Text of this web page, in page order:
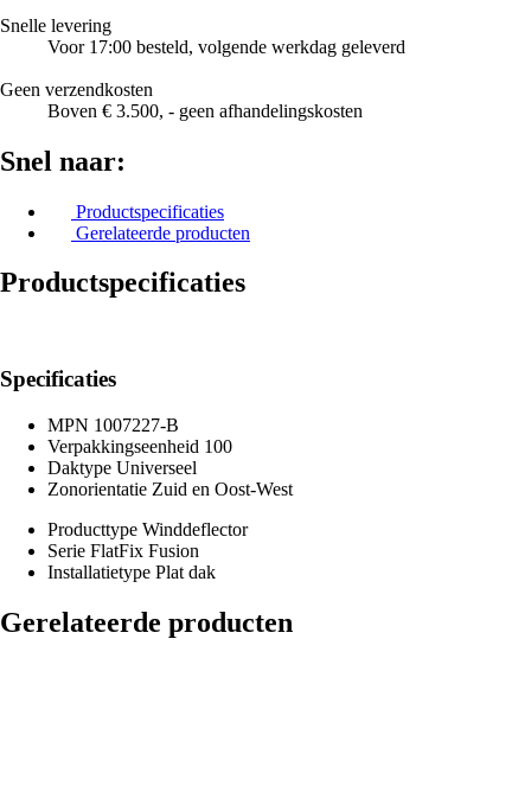
Snelle levering
Voor 17:00 besteld, volgende werkdag geleverd
Geen verzendkosten
Boven € 3.500, - geen afhandelingskosten
Snel naar:
Productspecificaties
Gerelateerde producten
Productspecificaties
Specificaties
MPN 1007227-B
Verpakkingseenheid 100
Daktype Universeel
Zonorientatie Zuid en Oost-West
Producttype Winddeflector
Serie FlatFix Fusion
Installatietype Plat dak
Gerelateerde producten